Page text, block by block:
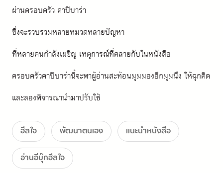
ผ่านครอบครัว คาปิบาร่า
ซึ่งจะรวบรวมหลายหมวดหลายปัญหา
ที่หลายคนกำลังเผชิญ เหตุการณ์ที่คลายกับในหนังสือ
ครอบครัวคาปิบาร่านี้จะพาผู้อ่านสะท้อนมุมมองอีกมุมนึง ให้ฉุกคิด
และลองพิจารณานำมาปรับใช้
ฮีลใจ พัฒนาตนเอง
แนะนำหนังสือ
อ่านอีบุ๊กฮีลใจ